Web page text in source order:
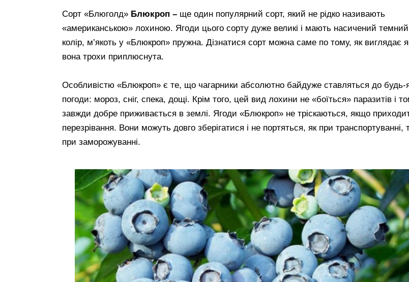
Сорт «Блюголд» Блюкроп – ще один популярний сорт, який не рідко називають
«американською» лохиною. Ягоди цього сорту дуже великі і мають насичений темний
колір, м’якоть у «Блюкроп» пружна. Дізнатися сорт можна саме по тому, як виглядає
вона трохи приплюснута.
Особливістю «Блюкроп» є те, що чагарники абсолютно байдуже ставляться до будь-
погоди: мороз, сніг, спека, дощі. Крім того, цей вид лохини не «боїться» паразитів і
завжди добре приживається в землі. Ягоди «Блюкроп» не тріскаються, якщо
перезрівання. Вони можуть довго зберігатися і не портяться, як при транспортуванні,
при заморожуванні.